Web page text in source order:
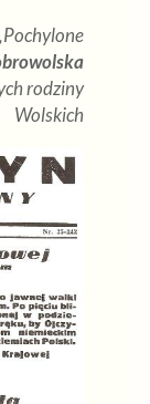
rodziny
Wolskich